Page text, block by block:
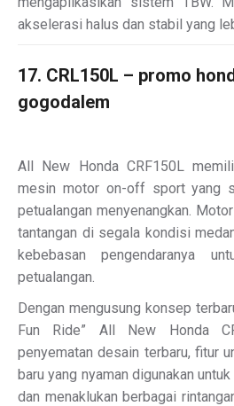
akselerasi halus dan stabil yang
17. CRL150L – promo
gogodalem
All New Honda CRF150L
mesin motor on-off sport yang
petualangan menyenangkan.
tantangan di segala kondisi
kebebasan pengendaranya
petualangan.
Dengan mengusung konsep
Fun Ride” All New Honda
penyematan desain terbaru, fitur
baru yang nyaman digunakan
dan menaklukan berbagai